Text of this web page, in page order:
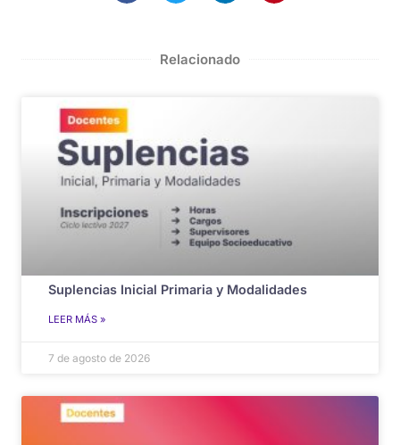
Relacionado
Suplencias Inicial Primaria y Modalidades
LEER MÁS »
7 de agosto de 2026